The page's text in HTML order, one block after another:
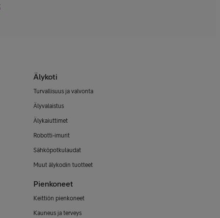
Älykoti
Turvallisuus ja valvonta
Älyvalaistus
Älykaiuttimet
Robotti-imurit
Sähköpotkulaudat
Muut älykodin tuotteet
Pienkoneet
Keittiön pienkoneet
Kauneus ja terveys